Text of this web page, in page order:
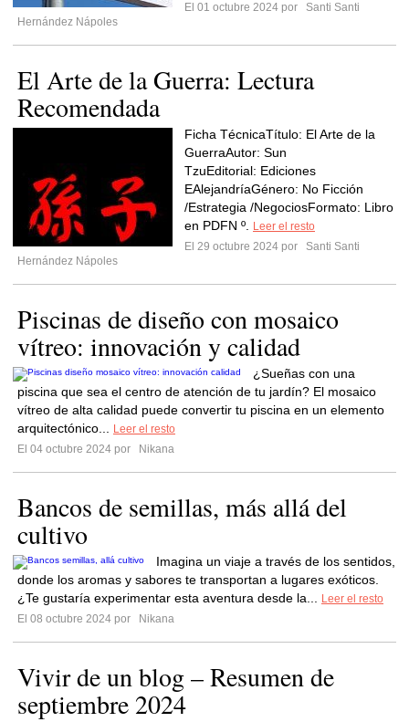
El 01 octubre 2024 por
Santi Santi
Hernández Nápoles
El Arte de la Guerra: Lectura
Recomendada
Ficha TécnicaTítulo: El Arte de la
GuerraAutor: Sun
TzuEditorial: Ediciones
EAlejandríaGénero: No Ficción
/Estrategia /NegociosFormato: Libro
en PDFN º.
Leer el resto
El 29 octubre 2024 por
Santi Santi
Hernández Nápoles
Piscinas de diseño con mosaico
vítreo: innovación y calidad
¿Sueñas con una
piscina que sea el centro de atención de tu jardín? El mosaico
vítreo de alta calidad puede convertir tu piscina en un elemento
arquitectónico...
Leer el resto
El 04 octubre 2024 por
Nikana
Bancos de semillas, más allá del
cultivo
Imagina un viaje a través de los sentidos,
donde los aromas y sabores te transportan a lugares exóticos.
¿Te gustaría experimentar esta aventura desde la...
Leer el resto
El 08 octubre 2024 por
Nikana
Vivir de un blog – Resumen de
septiembre 2024